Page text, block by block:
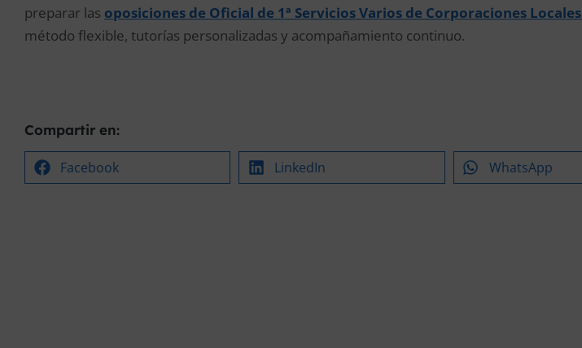
preparar las oposiciones de Oficial de 1ª Servicios Varios de Corporaciones Locales
método flexible, tutorías personalizadas y acompañamiento continuo.
Compartir en:
Facebook LinkedIn WhatsApp